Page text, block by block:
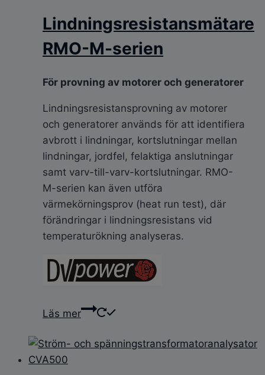
Lindningsresistansmätare
RMO-M-serien
För provning av motorer och generatorer
Lindningsresistansprovning av motorer
och generatorer används för att identifiera
avbrott i lindningar, kortslutningar mellan
lindningar, jordfel, felaktiga anslutningar
samt varv-till-varv-kortslutningar. RMO-
M-serien kan även utföra
värmekörningsprov (heat run test), där
förändringar i lindningsresistans vid
temperaturökning analyseras.
Läs mer